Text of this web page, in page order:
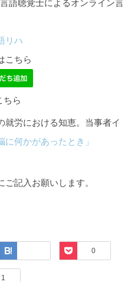
語聴覚士によるオンライン言
リハ
こちら
ちら
就労における知恵。当事者イ
に何かがあったとき」
ご記入お願いします。
Pocket
0
1